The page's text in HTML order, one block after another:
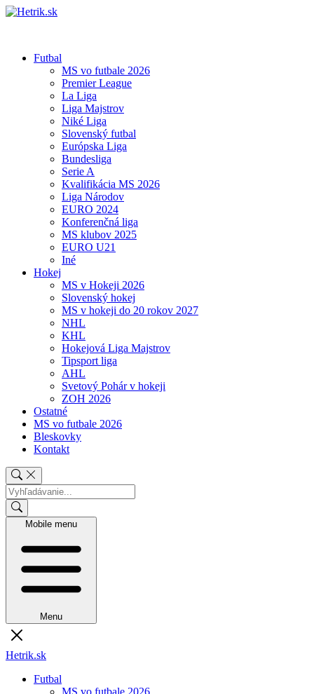
Futbal
MS vo futbale 2026
Premier League
La Liga
Liga Majstrov
Niké Liga
Slovenský futbal
Európska Liga
Bundesliga
Serie A
Kvalifikácia MS 2026
Liga Národov
EURO 2024
Konferenčná liga
MS klubov 2025
EURO U21
Iné
Hokej
MS v Hokeji 2026
Slovenský hokej
MS v hokeji do 20 rokov 2027
NHL
KHL
Hokejová Liga Majstrov
Tipsport liga
AHL
Svetový Pohár v hokeji
ZOH 2026
Ostatné
MS vo futbale 2026
Bleskovky
Kontakt
Mobile menu
Menu
Hetrik.sk
Futbal
MS vo futbale 2026